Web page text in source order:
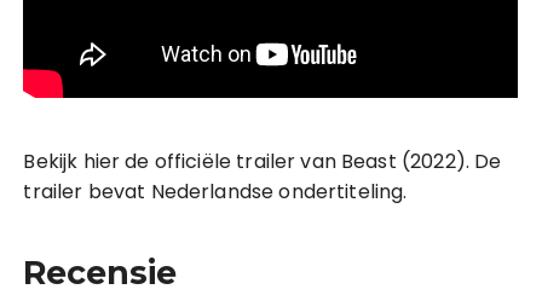
Bekijk hier de officiële trailer van Beast (2022). De
trailer bevat Nederlandse ondertiteling.
Recensie